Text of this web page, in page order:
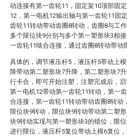
动连接有第一齿轮11，固定架10顶部固
12，第一电机12输出轴与第一齿轮11固
齿轮11转动带动齿圈8转动，齿圈8与工
多个限位块9分别与多个第一塑形块3相
一齿轮11啮合连接，通过齿圈8转动带动
具体的，调节液压杆5，液压杆5带动上
降带动第二塑形块7升降，第二塑形块7
行卡合，即可开始注塑，注塑完成后，启
第一电机12带动第一齿轮11转动，第一
合连接，第一齿轮11转动带动齿圈8转动
限位块9转动，限位块9转动带动第二塑
块9转动实现与第一塑形块3的错位，限
进行限位，液压杆5复位带动上模6复位